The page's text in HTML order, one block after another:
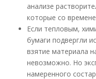
анализе
которые со
Если тепловым,
бумаги подвергли
взятие материала
невозможно. Но
намеренного